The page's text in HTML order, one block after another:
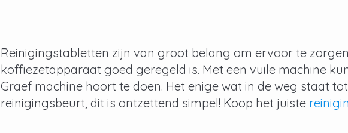
Reinigingstabletten zijn van groot belang om ervoor te
koffiezetapparaat goed geregeld is. Met een vuile machine
Graef machine hoort te doen. Het enige wat in de weg staat
reinigingsbeurt, dit is ontzettend simpel! Koop het juiste